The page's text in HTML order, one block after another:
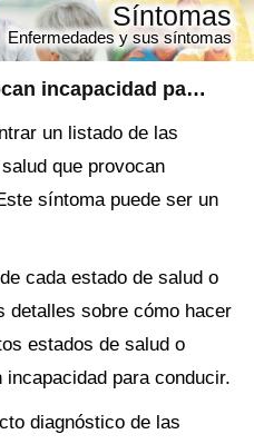
Enfermedades que provocan incapacidad para conducir
Síntomas
Enfermedades y sus síntomas
un listado de las
que provocan
síntoma puede ser un
cada estado de salud o
detalles sobre cómo hacer
estados de salud o
para conducir.
diagnóstico de las